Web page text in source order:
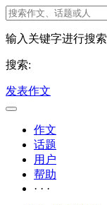
输入关键字进行搜索
搜索:
发表作文
作文
话题
用户
帮助
· · ·